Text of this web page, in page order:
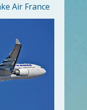
Air France